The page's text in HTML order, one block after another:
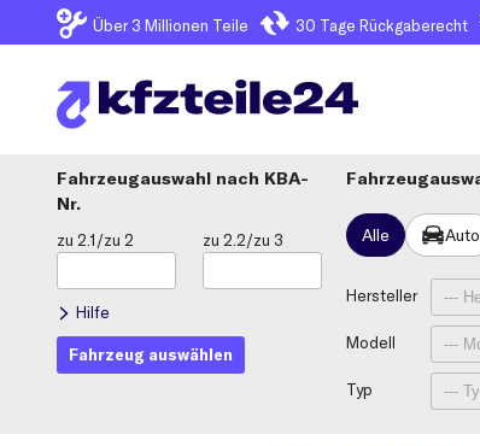
Über 3 Millionen Teile 30 Tage Rückgaberecht
Fahrzeugauswahl
KBA-
Nr.
zu 2.1/zu 2 zu 2.2/zu 3
Hilfe
Fahrzeug auswählen
Alle Auto
Hersteller
Modell
Typ